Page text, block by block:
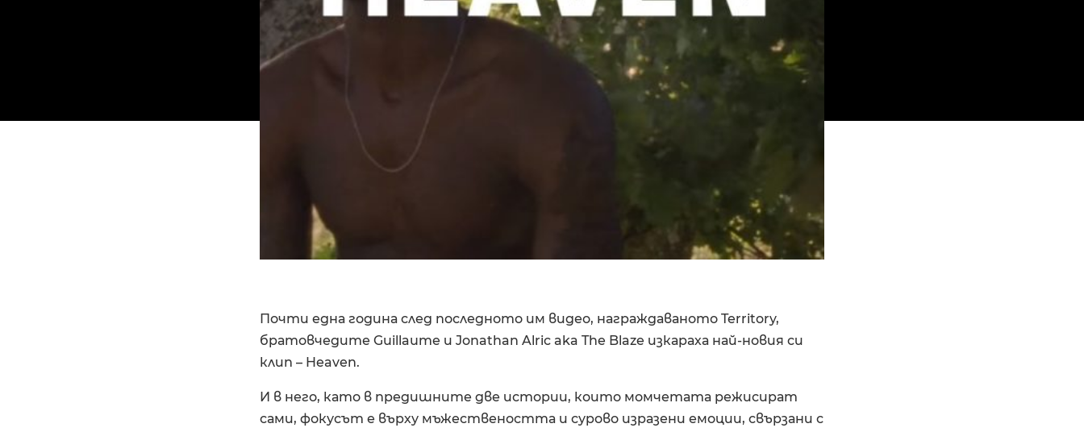
Почти една година след последното им видео, награждаваното Territory,
братовчедите Guillaume и Jonathan Alric aka The Blaze изкараха най-новия си
клип – Heaven.
И в него, като в предишните две истории, които момчетата режисират
сами, фокусът е върху мъжествеността и сурово изразени емоции, свързани с